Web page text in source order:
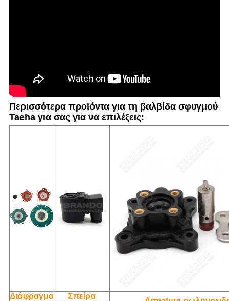
Περισσότερα προϊόντα για τη βαλβίδα σφυγμού
Taeha για σας για να επιλέξεις:
Διάφραγμα
Σπείρα